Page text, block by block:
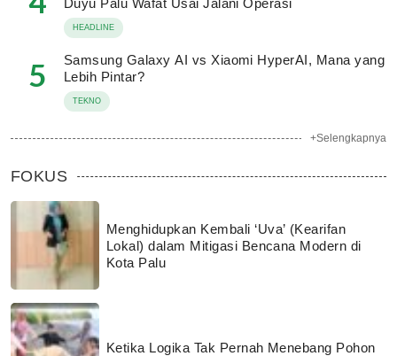
Duyu Palu Wafat Usai Jalani Operasi
HEADLINE
5
Samsung Galaxy AI vs Xiaomi HyperAI, Mana yang
Lebih Pintar?
TEKNO
+Selengkapnya
FOKUS
Menghidupkan Kembali ‘Uva’ (Kearifan
Lokal) dalam Mitigasi Bencana Modern di
Kota Palu
Ketika Logika Tak Pernah Menebang Pohon